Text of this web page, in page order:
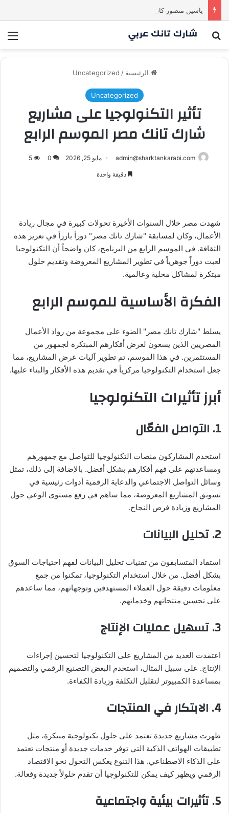
بحث عن
الرئيسية /
Uncategorized
Uncategorized
تأثير التكنولوجيا على مشاريع
شارك تانك مصر الموسم الرابع
admin@sharktankarabi.com مايو 25, 2026 0
5
دقيقة واحدة
شهدت مصر خلال السنوات الأخيرة تحولات كبيرة في مجال ريادة
الأعمال، وكان لمسابقة "شارك تانك مصر" دوراً بارزاً في تعزيز هذه
الثقافة. في الموسم الرابع من البرنامج، كان واضحاً أن التكنولوجيا
لعبت دوراً جوهرياً في تطوير المشاريع المعروضة وتقديم حلول
مبتكرة لمشاكل محلية وعالمية.
الفكرة الأساسية للموسم الرابع
يسلط "شارك تانك مصر" الضوء على مجموعة من رواد الأعمال
المصريين الذين يسعون لعرض أفكارهم المبتكرة لجمهور من
المستثمرين. في هذا الموسم، تم تطوير آليات عرض المشاريع، مما
جعل استخدام التكنولوجيا مركزياً في تقديم هذه الأفكار والبناء عليها.
أبرز تأثيرات التكنولوجيا
1. التواصل الفعّال
استخدم المشاركون منصات التكنولوجيا للتواصل مع جمهورهم
ومساعدتهم على فهم أفكارهم بشكل أفضل. بالإضافة إلى ذلك، تمثل
وسائل التواصل الاجتماعي والدعاية الرقمية أدوات رئيسية في
تسويق المشاريع المعروضة، مما ساهم في رفع مستوى الوعي حول
المشاريع وزيادة فرص النجاح.
2. تحليل البيانات
استفاد المتسابقون من تقنيات تحليل البيانات لفهم احتياجات السوق
بشكل أفضل. من خلال استخدام التكنولوجيا، تمكنوا من جمع
معلومات دقيقة حول العملاء المستهدفين وتوجهاتهم، مما ساعدهم
على تحسين منتجاتهم وخدماتهم.
3. تسهيل عمليات الإنتاج
اعتمدت العديد من المشاريع على التكنولوجيا لتحسين إجراءات
الإنتاج. على سبيل المثال، استخدم البعض التصنيع الرقمي والتصميم
بمساعدة الكمبيوتر لتقليل التكلفة وزيادة الكفاءة.
4. الابتكار في المنتجات
ظهرت مشاريع جديدة تعتمد على حلول تكنولوجية مبتكرة، مثل
تطبيقات الهواتف الذكية التي توفر خدمات جديدة أو منتجات تعتمد
على الذكاء الاصطناعي. هذا التنوع يعكس التحول نحو الاقتصاد
الرقمي ويظهر كيف يمكن للتكنولوجيا أن تقدم حلولاً جديدة وفعالة.
5. تأثيرات بيئية واجتماعية